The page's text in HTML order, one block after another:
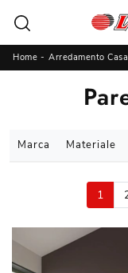
Home - Arredamento Casa
Marca Materiale
1